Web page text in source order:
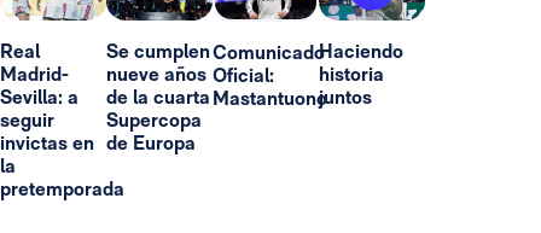
Real
Madrid-
Sevilla: a
seguir
invictas en
la
pretemporada
Se cumplen
nueve años
de la cuarta
Supercopa
de Europa
Comunicado
Oficial:
Mastantuono
Haciendo
historia
juntos